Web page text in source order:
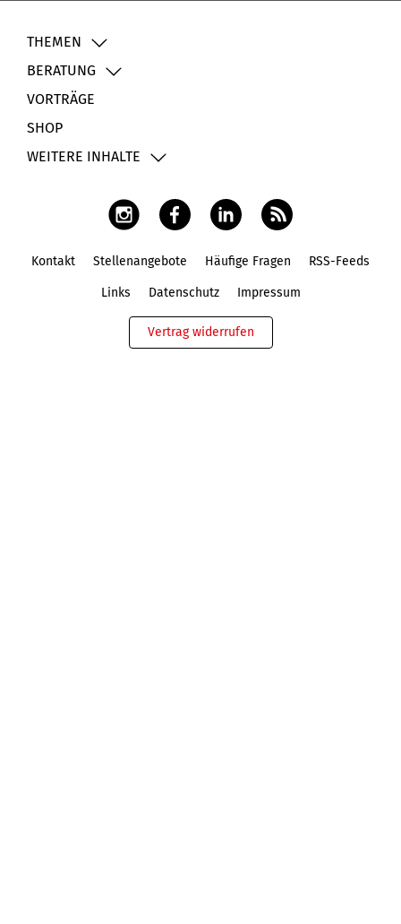
THEMEN
BERATUNG
VORTRÄGE
SHOP
WEITERE INHALTE
Kontakt Stellenangebote Häufige Fragen RSS-Feeds
Links Datenschutz Impressum
Vertrag widerrufen